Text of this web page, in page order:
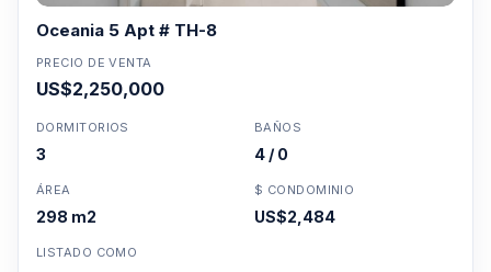
Oceania 5 Apt # TH-8
PRECIO DE VENTA
US$2,250,000
DORMITORIOS
3
BAÑOS
4 / 0
ÁREA
298 m2
$ CONDOMINIO
US$2,484
LISTADO COMO